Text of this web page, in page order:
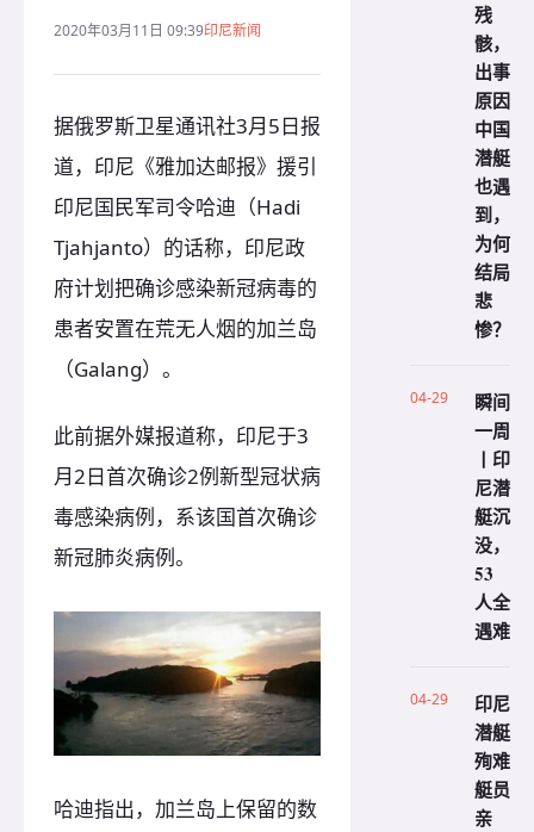
2020年03月11日 09:39印尼新闻
据俄罗斯卫星通讯社3月5日报
道，印尼《雅加达邮报》援引
印尼国民军司令哈迪（Hadi
Tjahjanto）的话称，印尼政
府计划把确诊感染新冠病毒的
患者安置在荒无人烟的加兰岛
（Galang）。
此前据外媒报道称，印尼于3
月2日首次确诊2例新型冠状病
毒感染病例，系该国首次确诊
新冠肺炎病例。
哈迪指出，加兰岛上保留的数
残
骸，
出事
原因
中国
潜艇
也遇
到，
为何
结局
悲
惨？
04-29
瞬间
一周
丨印
尼潜
艇沉
没，
53
人全
遇难
04-29
印尼
潜艇
殉难
艇员
亲